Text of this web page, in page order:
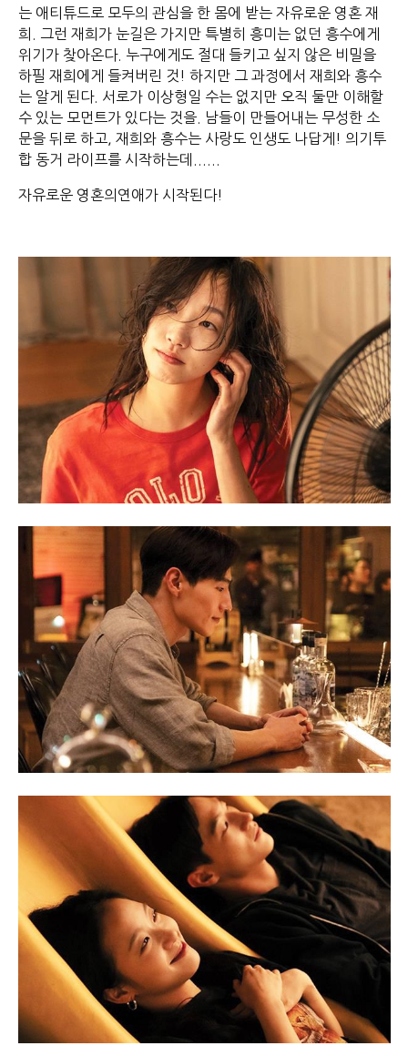
는 애티튜드로 모두의 관심을 한 몸에 받는 자유로운 영혼 재
희. 그런 재희가 눈길은 가지만 특별히 흥미는 없던 흥수에게
위기가 찾아온다. 누구에게도 절대 들키고 싶지 않은 비밀을
하필 재희에게 들켜버린 것! 하지만 그 과정에서 재희와 흥수
는 알게 된다. 서로가 이상형일 수는 없지만 오직 둘만 이해할
수 있는 모먼트가 있다는 것을. 남들이 만들어내는 무성한 소
문을 뒤로 하고, 재희와 흥수는 사랑도 인생도 나답게! 의기투
합 동거 라이프를 시작하는데......
자유로운 영혼의연애가 시작된다!